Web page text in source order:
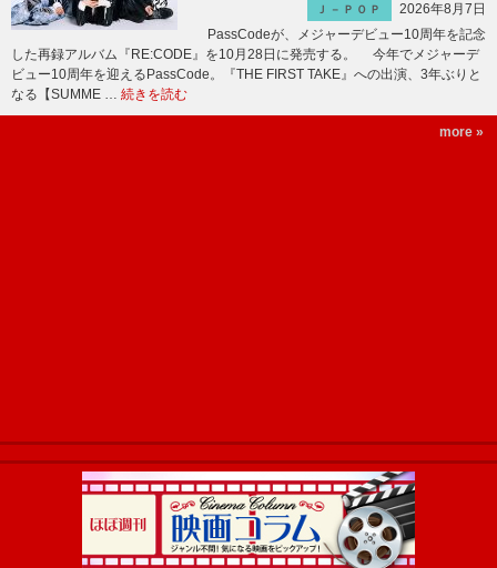
Ｊ－ＰＯＰ
2026年8月7日
PassCodeが、メジャーデビュー10周年を記念
した再録アルバム『RE:CODE』を10月28日に発売する。 今年でメジャーデ
ビュー10周年を迎えるPassCode。『THE FIRST TAKE』への出演、3年ぶりと
なる【SUMME … 続きを読む
more »